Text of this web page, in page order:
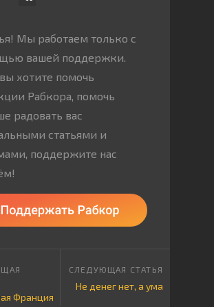
Мы работаем только с
вашей поддержки.
хотите помочь
Рабкора, помочь
радовать вас
статьями и
поддержите нас
Франция
Не денег нет, а ума